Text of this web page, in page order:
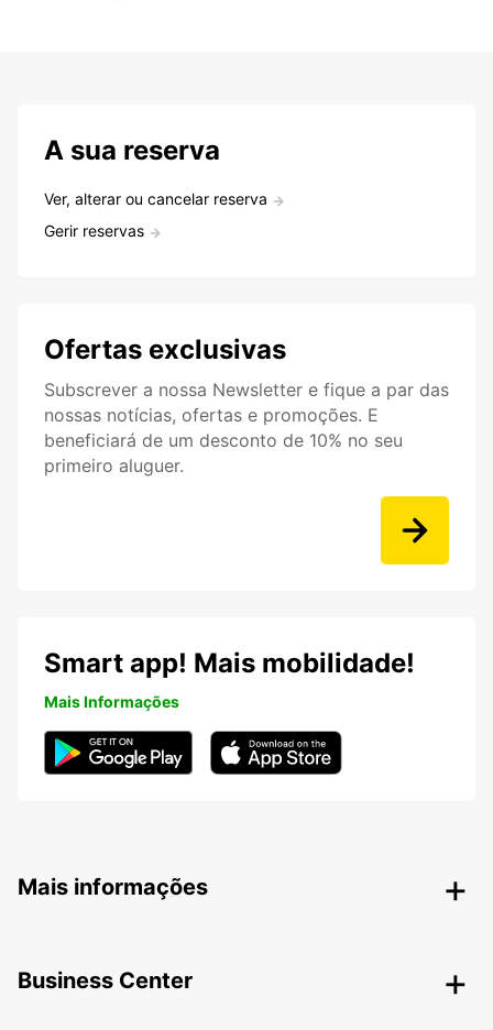
A sua reserva
Ver, alterar ou cancelar reserva
Gerir reservas
Ofertas exclusivas
Subscrever a nossa Newsletter e fique a par das
nossas notícias, ofertas e promoções. E
beneficiará de um desconto de 10% no seu
primeiro aluguer.
Smart app! Mais mobilidade!
Mais Informações
Mais informações
Business Center